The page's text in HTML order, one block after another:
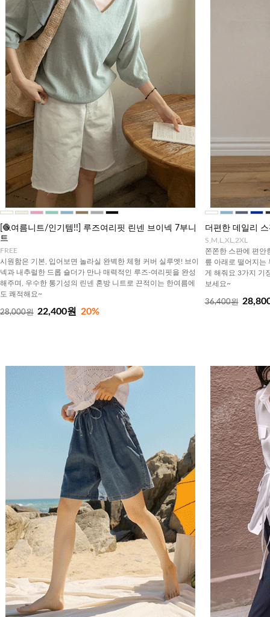
[🧶여름니트/인기템!!] 루즈여리핏 린넨 브이넥 7부니
트
FREE
시원함은 기본, 입어보면 놀라실 완벽한 체형 커버 실루엣! 브이
넥과 내추럴한 드롭 숄더가 만나 매력적인 루즈-여리핏을 완성
해주며, 우수한 통기성의 린넨 혼방 니트로 끈적이는 한여름에
도 쾌적해요~
28,000원 22,400원 20%
더편한 데일리
S,M,L,XL,2XL
쫀쫀한 스판에 편안
릎 아래로 떨어지는
게 해줘요 3가지 기
보세요~
36,400원